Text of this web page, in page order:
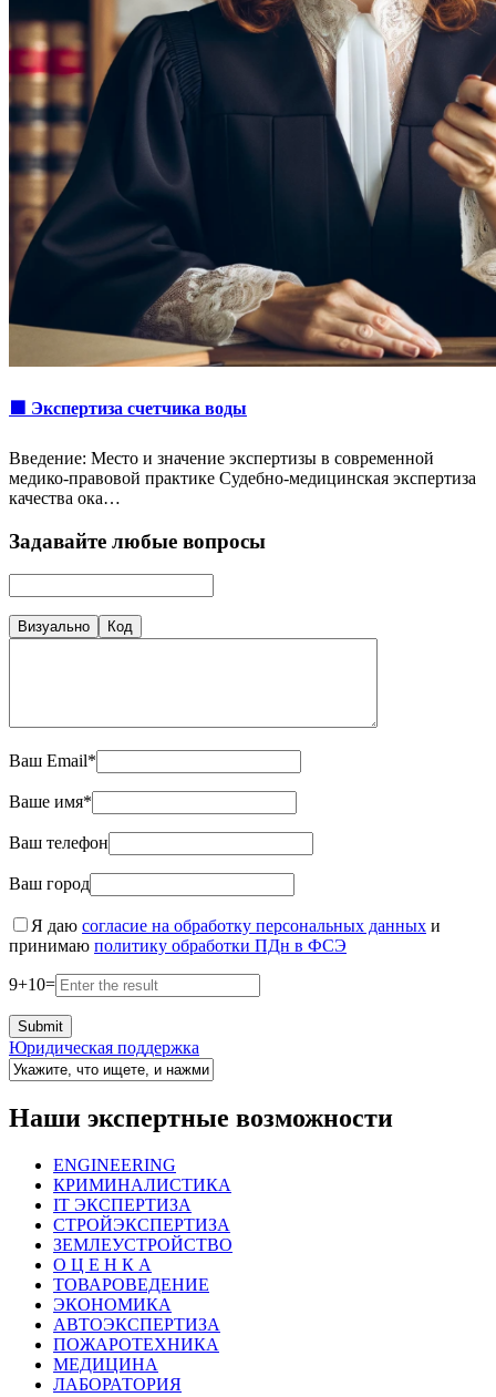
🟩 Экспертиза счетчика воды
Введение: Место и значение экспертизы в современной
медико-правовой практике Судебно-медицинская экспертиза
качества ока…
Задавайте любые вопросы
Визуально Код
Ваш Email*
Ваше имя*
Ваш телефон
Ваш город
Я даю согласие на обработку персональных данных и
принимаю политику обработки ПДн в ФСЭ
9+10=
Юридическая поддержка
Наши экспертные возможности
ENGINEERING
КРИМИНАЛИСТИКА
IT ЭКСПЕРТИЗА
СТРОЙЭКСПЕРТИЗА
ЗЕМЛЕУСТРОЙСТВО
О Ц Е Н К А
ТОВАРОВЕДЕНИЕ
ЭКОНОМИКА
АВТОЭКСПЕРТИЗА
ПОЖАРОТЕХНИКА
МЕДИЦИНА
ЛАБОРАТОРИЯ